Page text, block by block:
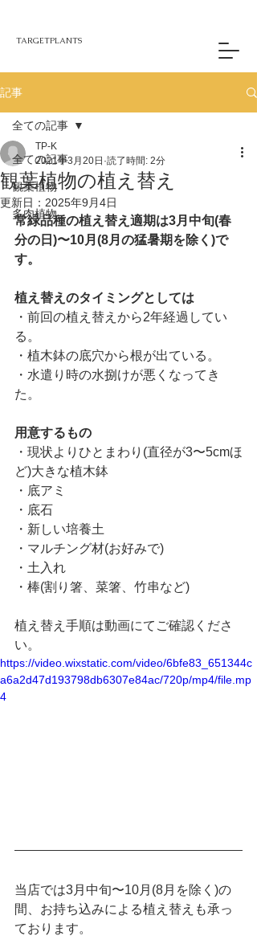
TARGETPLANTS
記事
全ての記事
観葉植物
多肉植物
全ての記事
観葉植物の植え替え
TP-K
2021年3月20日 読了時間: 2分
更新日： 2025年9月4日
常緑品種の植え替え適期は3月中旬(春
分の日)〜10月(8月の猛暑期を除く)で
す。
植え替えのタイミングとしては
・前回の植え替えから2年経過してい
る。
・植木鉢の底穴から根が出ている。
・水遣り時の水捌けが悪くなってき
た。
用意するもの
・現状よりひとまわり(直径が3〜5cmほ
ど)大きな植木鉢
・底アミ
・底石
・新しい培養土
・マルチング材(お好みで)
・土入れ
・棒(割り箸、菜箸、竹串など)
植え替え手順は動画にてご確認くださ
い。
https://video.wixstatic.com/video/6bfe83_651344c
a6a2d47d193798db6307e84ac/720p/mp4/file.mp
4
当店では3月中旬〜10月(8月を除く)の
間、お持ち込みによる植え替えも承っ
ております。